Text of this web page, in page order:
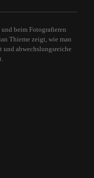
beim Fotografieren
Thieme zeigt, wie man
und abwechslungsreiche